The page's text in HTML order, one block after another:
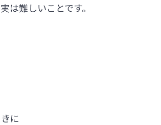
は難しいことです。
に